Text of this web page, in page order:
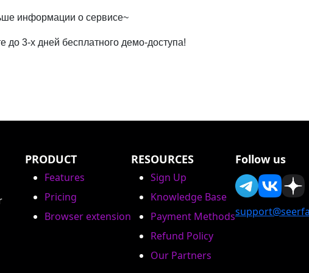
информации о сервисе~
до 3-х дней бесплатного демо-доступа!
PRODUCT
Features
Pricing
Browser extension
RESOURCES
Sign Up
Knowledge Base
Payment Methods
Refund Policy
Our Partners
Follow us